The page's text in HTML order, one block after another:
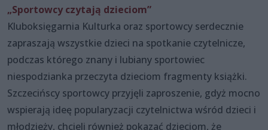
„Sportowcy czytają dzieciom”
Kluboksięgarnia Kulturka oraz sportowcy serdecznie
zapraszają wszystkie dzieci na spotkanie czytelnicze,
podczas którego znany i lubiany sportowiec
niespodzianka przeczyta dzieciom fragmenty książki.
Szczecińscy sportowcy przyjęli zaproszenie, gdyż mocno
wspierają ideę popularyzacji czytelnictwa wśród dzieci i
młodzieży, chcieli również pokazać dzieciom, że